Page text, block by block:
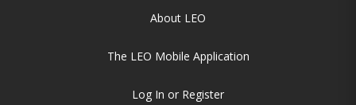
About LEO
The LEO Mobile Application
Log In or Register